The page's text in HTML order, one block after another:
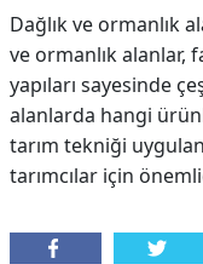
Dağlık ve ormanlık
ve ormanlık alanlar,
yapıları sayesinde
alanlarda hangi
tarım tekniği
tarımcılar için